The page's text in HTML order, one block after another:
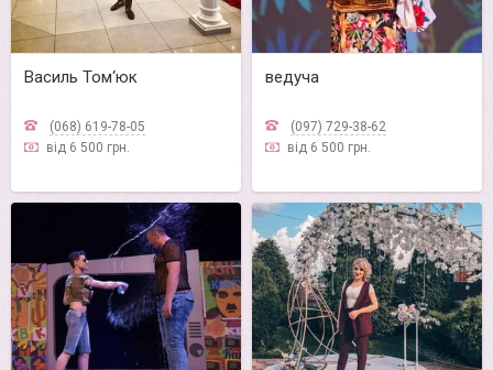
Василь Том‘юк
(068) 619-78-05
від 6 500 грн.
ведуча
(097) 729-38-62
від 6 500 грн.